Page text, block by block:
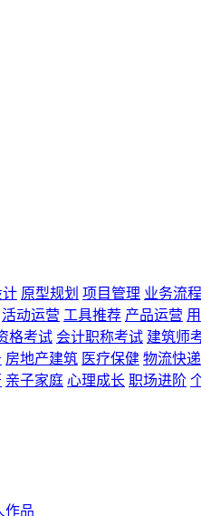
计 原型规划 项目管理 业务流程
活动运营 工具推荐 产品运营
格考试 会计职称考试 建筑师
房地产建筑 医疗保健 物流快递
亲子家庭 心理成长 职场进阶
作品